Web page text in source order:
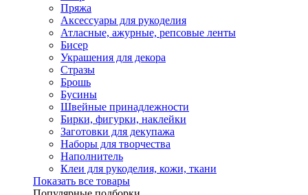
Пряжа
Аксессуары для рукоделия
Атласные, ажурные, репсовые ленты
Бисер
Украшения для декора
Стразы
Брошь
Бусины
Швейные принадлежности
Бирки, фигурки, наклейки
Заготовки для декупажа
Наборы для творчества
Наполнитель
Клеи для рукоделия, кожи, ткани
Показать все товары